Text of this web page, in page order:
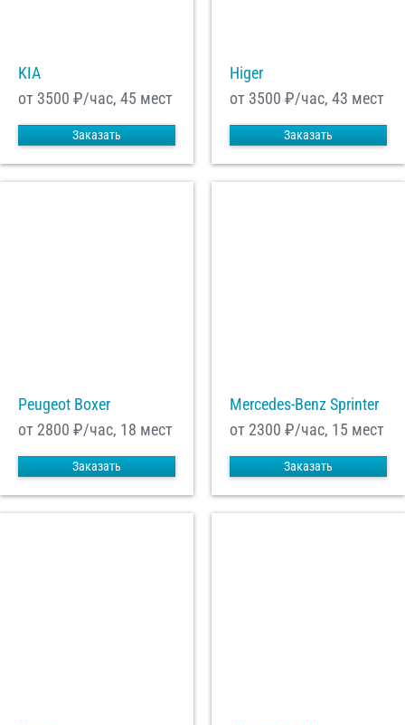
KIA
от 3500 ₽/час, 45 мест
Заказать
Higer
от 3500 ₽/час, 43 мест
Заказать
Peugeot Boxer
от 2800 ₽/час, 18 мест
Заказать
Mercedes-Benz Sprinter
от 2300 ₽/час, 15 мест
Заказать